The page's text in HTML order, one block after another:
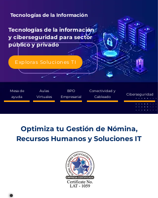
Tecnologías de la Información
Tecnologías de la información
y ciberseguridad para sector
público y privado
Exploras Soluciones TI
Mesa de
ayuda
Aulas
Virtuales
BPO
Empresarial
Conectividad y
Cableado
Ciberseguridad
Optimiza tu Gestión de Nómina,
Recursos Humanos y Soluciones IT